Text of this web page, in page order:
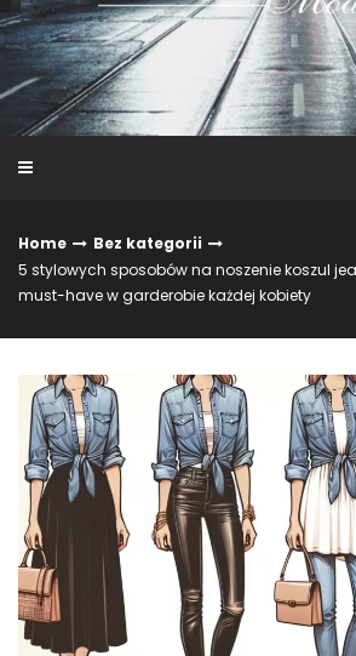
Home
Bez kategorii
5 stylowych sposobów na noszenie koszul
must-have w garderobie każdej kobiety